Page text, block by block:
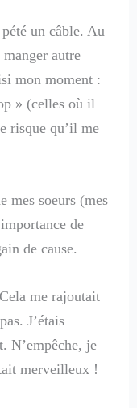
un câble. Au
autre
mon moment :
» (celles où il
risque qu’il me
mes soeurs (mes
de
de cause.
me rajoutait
J’étais
N’empêche, je
merveilleux !